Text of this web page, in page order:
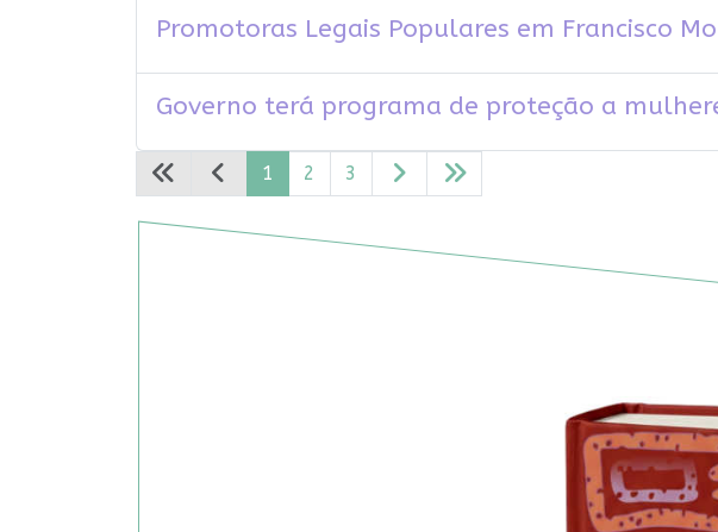
Promotoras Legais Populares em Francisco
Governo terá programa de proteção a
1 2 3